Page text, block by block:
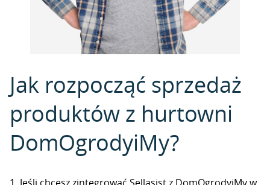
Jak rozpocząć sprzedaż
produktów z hurtowni
DomOgrodyiMy?